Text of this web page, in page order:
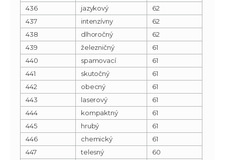
436 jazykový
62
437
intenzívny
62
438
dlhoročný
62
439
železničný
61
440
spamovací
61
441
skutočný
61
442
obecný
61
443
laserový
61
444
kompaktný
61
445
hrubý
61
446
chemický
61
447
telesný
60